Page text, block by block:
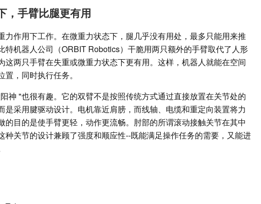
，手臂比腿更有用
力作用下工作。在微重力状态下，腿几乎没有用处，最多只能用来推
特机器人公司（ORBIT Robotics）干脆用两只额外的手臂取代了人形
这两只手臂在失重或微重力状态下更有用。这样，机器人就能在空间
，同时执行任务。
神 "也很有趣。它的双臂不是按照传统方式通过直接放置在关节处的
是采用腱驱动设计。电机靠近肩膀，而线轴、电缆和重定向装置将力
的目的是使手臂更轻，动作更流畅。肘部的所谓滚动接触关节在其中
种关节的设计兼顾了强度和顺应性--既能满足操作任务的需要，又能进